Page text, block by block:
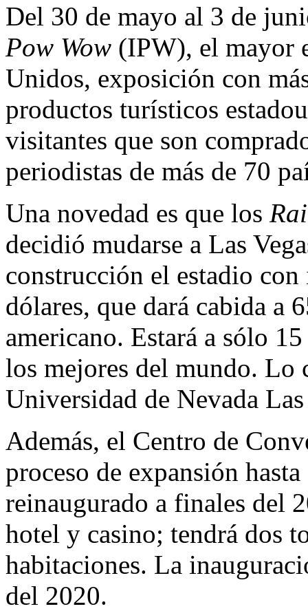
Del 30 de mayo al 3 de
Pow Wow (IPW), el mayor
Unidos, exposición con
productos turísticos
visitantes que son
periodistas de más de 70
Una novedad es que los
decidió mudarse a Las
construcción el estadio
dólares, que dará cabida
americano. Estará a sólo
los mejores del mundo. Lo
Universidad de Nevada Las
Además, el Centro de
proceso de expansión
reinaugurado a finales del
hotel y casino; tendrá dos
habitaciones. La
del 2020.